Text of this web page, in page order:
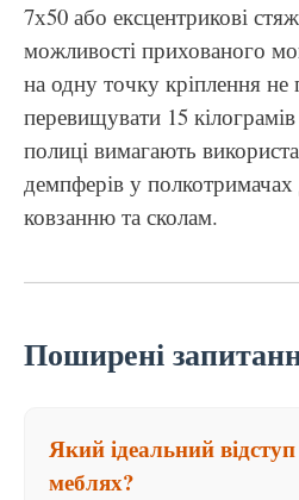
7х50 або ексцентрикові
можливості прихованого
на одну точку кріплення не
перевищувати 15
полиці вимагають
демпферів у полкотримачах
ковзанню та сколам.
Поширені
Який ідеальний відступ
меблях?